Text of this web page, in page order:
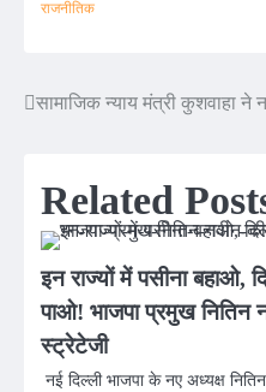
राजनीतिक
Post
सामाजिक न्याय मंत्री कुशवाहा ने
Related
इन राज्यों में पसीना बहाओ,
पाओ! भाजपा प्रमुख नितिन
स्ट्रेटेजी
नई दिल्ली भाजपा के नए अध्यक्ष